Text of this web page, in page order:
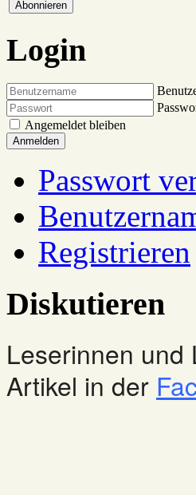
Login
Angemeldet bleiben
Anmelden
Passwort
Registrieren
Diskutieren
Leserinnen und
Artikel in der